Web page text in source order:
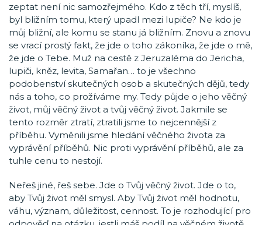
zeptat není nic samozřejmého. Kdo z těch tří, myslíš,
byl bližním tomu, který upadl mezi lupiče? Ne kdo je
můj bližní, ale komu se stanu já bližním. Znovu a znovu
se vrací prostý fakt, že jde o toho zákoníka, že jde o mě,
že jde o Tebe. Muž na cestě z Jeruzaléma do Jericha,
lupiči, kněz, levita, Samařan… to je všechno
podobenství skutečných osob a skutečných dějů, tedy
nás a toho, co prožíváme my. Tedy půjde o jeho věčný
život, můj věčný život a tvůj věčný život. Jakmile se
tento rozměr ztratí, ztratili jsme to nejcennější z
příběhu. Vyměnili jsme hledání věčného života za
vyprávění příběhů. Nic proti vyprávění příběhů, ale za
tuhle cenu to nestojí.
Neřeš jiné, řeš sebe. Jde o Tvůj věčný život. Jde o to,
aby Tvůj život měl smysl. Aby Tvůj život měl hodnotu,
váhu, význam, důležitost, cennost. To je rozhodující pro